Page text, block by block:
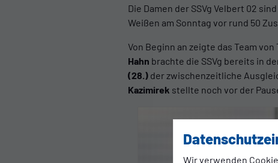
Wir verwenden
Die Damen der SSVg Velbert 02
Weißen am Sonntag vor rund 50
Von Beginn an zeigte das Team von
Hahn brachte die SSVg bereits in
(28.)der zwischenzeitliche
Kazimirek stellte noch vor der